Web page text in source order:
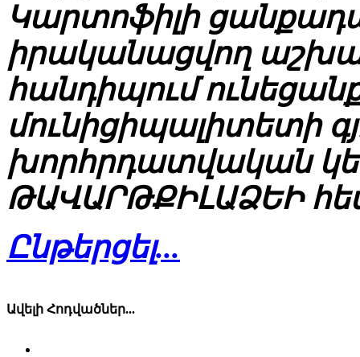
Կարտոֆիլի
իրականացվող
հանդիպում
մունիցիպալիտետի
խորհրդատվական
ԹԱՎԱՐԹՔԻԼԱՁԵԻ
Ընթերցել...
Ավելի Հոդվածներ...